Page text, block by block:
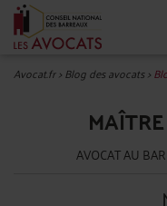
Avocat.fr>Blog des avocats>
AVOCAT AU